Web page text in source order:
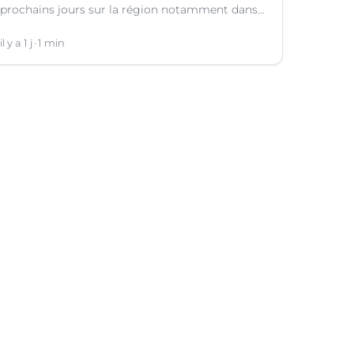
prochains jours sur la région notamment dans
il y a 1 j 1 min